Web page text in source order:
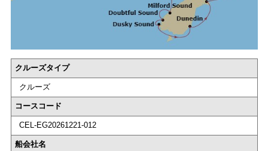
クルーズタイプ
クルーズ
コースコード
CEL-EG20261221-012
船会社名